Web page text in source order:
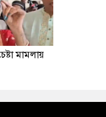
মামলায়